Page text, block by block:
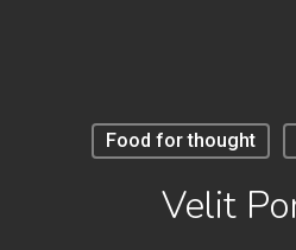
Food for thought
Velit